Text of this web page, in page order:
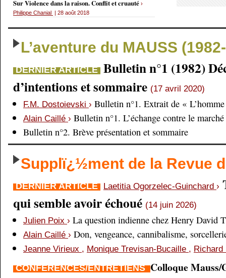
Sur Violence dans la raison. Conflit et cruauté ›
Philippe Chanial | 28 août 2018
L’aventure du MAUSS
DERNIER ARTICLE Bulletin n°1 (1982)
d’intentions et sommaire (17 avril 2020)
F.M. Dostoievski › Bulletin n°1. Extrait de «
Alain Caillé › Bulletin n°1. L’échange contre le marché
Bulletin n°2. Brève présentation et sommaire
Supplï¿½ment de la Revue
DERNIER ARTICLE Laetitia Ogorzelec-Guinchard ›
qui semble avoir échoué (14 juin 2026)
Julien Poix › La question indienne chez Henry David
Alain Caillé › Don, vengeance, cannibalisme,
Jeanne Virieux , Monique Trevisan-Bucaille ,
CONFÉRENCES/ENTRETIENS Colloque